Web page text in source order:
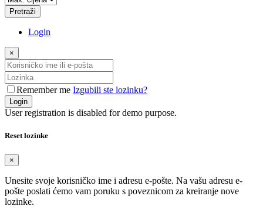
Pretraži
Login
×
Remember me Izgubili ste lozinku?
Login
User registration is disabled for demo purpose.
Reset lozinke
×
Unesite svoje korisničko ime i adresu e-pošte. Na vašu adresu e-
pošte poslati ćemo vam poruku s poveznicom za kreiranje nove
lozinke.